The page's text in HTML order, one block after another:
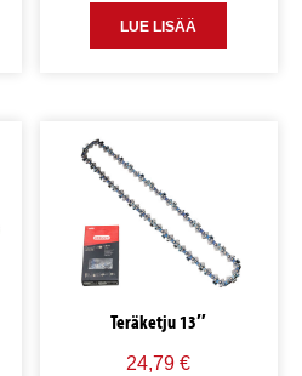
LUE LISÄÄ
Teräketju 13″
24,79€